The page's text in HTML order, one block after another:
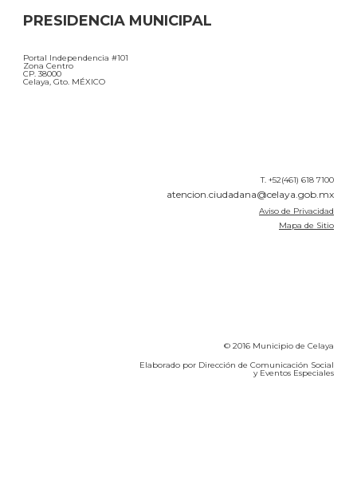
PRESIDENCIA MUNICIPAL
Portal Independencia #101
Zona Centro
CP. 38000
Celaya, Gto. MÉXICO
T. +52(461) 618 7100
atencion.ciudadana@celaya.gob.mx
Aviso de Privacidad
Mapa de Sitio
© 2016 Municipio de Celaya
Elaborado por Dirección de Comunicación Social
y Eventos Especiales